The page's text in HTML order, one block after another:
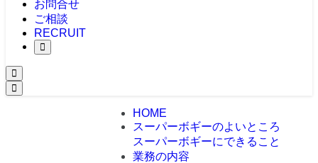
お問合せ
ご相談
RECRUIT
HOME
スーパーボギーのよいところ
スーパーボギーにできること
業務の内容